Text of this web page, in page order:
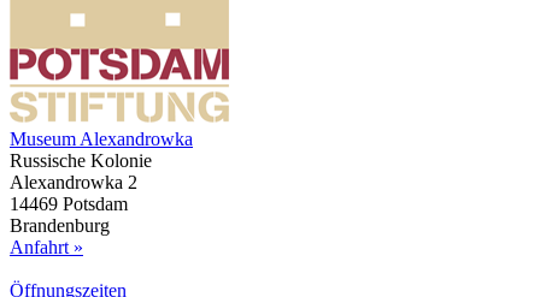
Museum Alexandrowka
Russische Kolonie
Alexandrowka 2
14469 Potsdam
Brandenburg
Anfahrt »
Öffnungs­zeiten